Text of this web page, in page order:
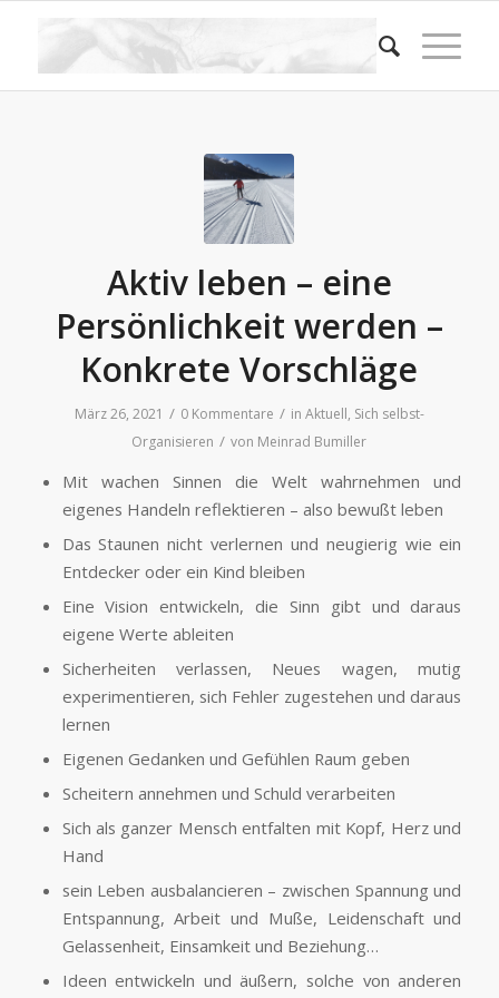
Aktiv leben – eine
Persönlichkeit werden –
Konkrete Vorschläge
März 26, 2021 / 0 Kommentare / in Aktuell, Sich selbst-
Organisieren / von Meinrad Bumiller
Mit wachen Sinnen die Welt wahrnehmen und
eigenes Handeln reflektieren – also bewußt leben
Das Staunen nicht verlernen und neugierig wie ein
Entdecker oder ein Kind bleiben
Eine Vision entwickeln, die Sinn gibt und daraus
eigene Werte ableiten
Sicherheiten verlassen, Neues wagen, mutig
experimentieren, sich Fehler zugestehen und daraus
lernen
Eigenen Gedanken und Gefühlen Raum geben
Scheitern annehmen und Schuld verarbeiten
Sich als ganzer Mensch entfalten mit Kopf, Herz und
Hand
sein Leben ausbalancieren – zwischen Spannung und
Entspannung, Arbeit und Muße, Leidenschaft und
Gelassenheit, Einsamkeit und Beziehung…
Ideen entwickeln und äußern, solche von anderen